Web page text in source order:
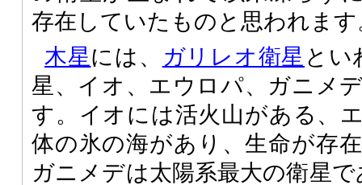
存在していたものと思われます
木星には、 ガリレオ衛星 とい
星、イオ、エウロパ、ガニメ
す。イオには活火山がある、
体の氷の海があり、生命が存
ガニメデは太陽系最大の衛星